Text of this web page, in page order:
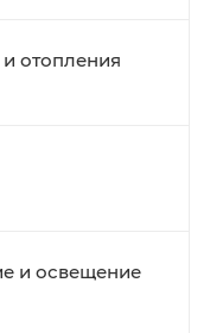
отопления
и освещение